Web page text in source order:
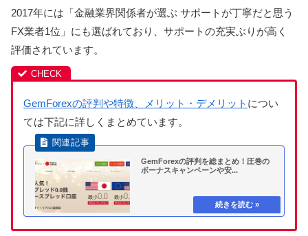
2017年には「金融業界関係者が選ぶ サポートが丁寧だと思う
FX業者1位」にも選ばれており、サポートの充実ぶりが高く
評価されています。
GemForexの評判や特徴、メリット・デメリット につい
ては下記に詳しくまとめています。
GemForexの評判を総まとめ！圧巻の
ボーナスキャンペーンや安...